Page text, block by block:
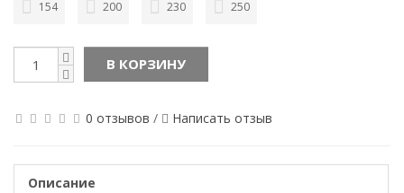
154
200 230 250
В КОРЗИНУ
0 отзывов / Написать отзыв
Описание